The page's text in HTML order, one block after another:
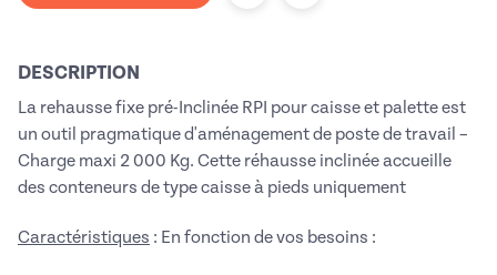
DESCRIPTION
La rehausse fixe pré-Inclinée RPI pour caisse et palette est
un outil pragmatique d'aménagement de poste de travail –
Charge maxi 2 000 Kg. Cette réhausse inclinée accueille
des conteneurs de type caisse à pieds uniquement
Caractéristiques : En fonction de vos besoins :